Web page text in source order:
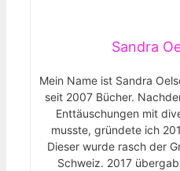
Sandra
Mein Name ist Sandra
seit 2007 Bücher.
Enttäuschungen mit
musste, gründete ich
Dieser wurde rasch der
Schweiz. 2017